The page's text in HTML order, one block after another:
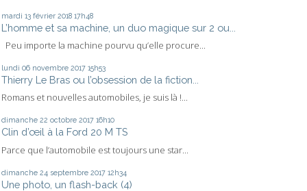
mardi 13 février 2018 17h48
L’homme et sa machine, un duo magique sur 2 ou...
Peu importe la machine pourvu qu’elle procure...
lundi 06 novembre 2017 15h53
Thierry Le Bras ou l’obsession de la fiction...
Romans et nouvelles automobiles, je suis là !...
dimanche 22 octobre 2017 16h10
Clin d’œil à la Ford 20 M TS
Parce que l’automobile est toujours une star...
dimanche 24 septembre 2017 12h34
Une photo, un flash-back (4)